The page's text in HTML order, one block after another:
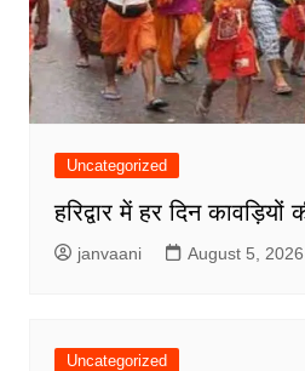
Uncategorized
हरिद्वार में हर दिन कावड़ियों
janvaani August 5, 2026
Uncategorized